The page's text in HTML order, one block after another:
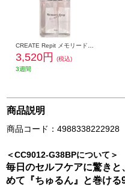
3,520円
(税込)
3週間
商品説明
商品コード：4988338222928
＜CC9012-G38BPについて＞
毎日のセルフケアに驚き
めて『ちゅるん』と巻け